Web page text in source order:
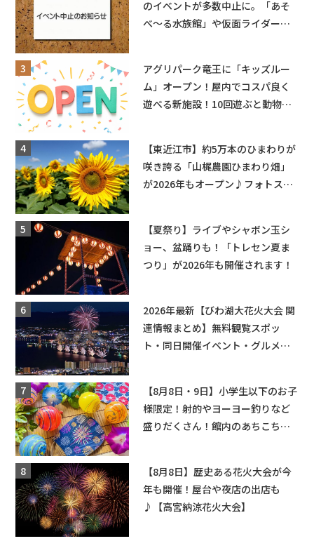
のイベントが多数中止に。「あそ
べ〜る水族館」や仮面ライダーシ
アグリパーク竜王に「キッズルー
ム」オープン！屋内でコスパ良く
遊べる新施設！10回遊ぶと動物触
【東近江市】約5万本のひまわりが
咲き誇る「山梶農園ひまわり畑」
が2026年もオープン♪フォトスポ
【夏祭り】ライブやシャボン玉シ
ョー、盆踊りも！「トレセン夏ま
つり」が2026年も開催されます！
2026年最新【びわ湖大花火大会 関
連情報まとめ】無料観覧スポッ
ト・同日開催イベント・グルメマ
【8月8日・9日】小学生以下のお子
様限定！射的やヨーヨー釣りなど
盛りだくさん！館内のあちこちに
【8月8日】歴史ある花火大会が今
年も開催！屋台や夜店の出店も
♪【高宮納涼花火大会】